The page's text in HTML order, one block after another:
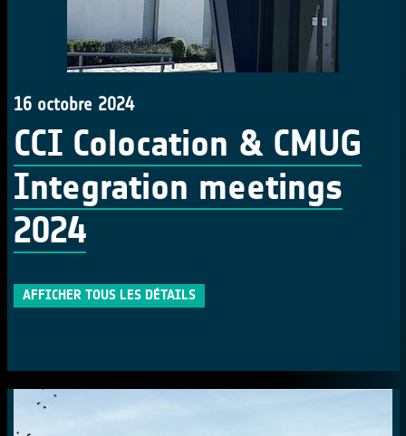
16 octobre 2024
CCI Colocation & CMUG
Integration meetings
2024
AFFICHER TOUS LES DÉTAILS